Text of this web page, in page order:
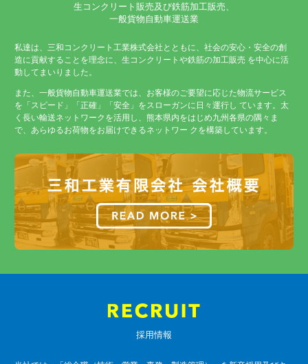
生コンクリート販売及び鉄筋加工販売、
一般貨物自動車運送業
私達は、三和コンクリート工業株式会社とともに、社会の安心・安全の創
造に貢献することを理念に、生コンクリートや鉄筋の加工販売 を中心に活
動してまいりました。
また、一般貨物自動車運送業では、お客様のご要望に応じた物流サービス
を「スピード」「正確」「安全」をスローガンに日々運行し ています。太
く長い輸送ネットワークを活用し、熊本県内をはじめ九州各県の隅々ま
で、あらゆるお荷物をお届けできるネットワー クを構築しています。
採用情報